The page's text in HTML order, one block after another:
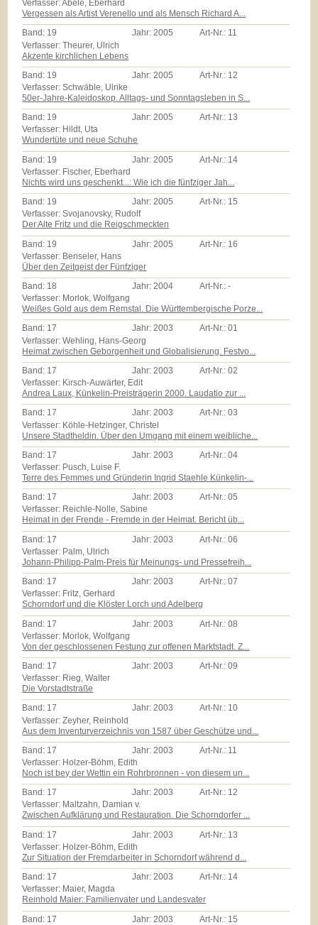
Verfasser: Abele, Eberhard
Vergessen als Artist Verenello und als Mensch Richard A...
Band: 19 Jahr:2005 Art-Nr.: 11
Verfasser: Theurer, Ulrich
Akzente kirchlichen Lebens
Band: 19 Jahr:2005 Art-Nr.: 12
Verfasser: Schwäble, Ulrike
50er-Jahre-Kaleidoskop. Alltags- und Sonntagsleben in S...
Band: 19 Jahr:2005 Art-Nr.: 13
Verfasser: Hildt, Uta
Wundertüte und neue Schuhe
Band: 19 Jahr: 2005 Art-Nr.: 14
Verfasser: Fischer, Eberhard
Nichts wird uns geschenkt...: Wie ich die fünfziger Jah...
Band: 19 Jahr:2005 Art-Nr.: 15
Verfasser: Svojanovsky, Rudolf
Der Alte Fritz und die Reigschmeckten
Band: 19 Jahr: 2005 Art-Nr.: 16
Verfasser: Benseler, Hans
Über den Zeitgeist der Fünfziger
Band: 18 Jahr:2004 Art-Nr.:-
Verfasser: Morlok, Wolfgang
Weißes Gold aus dem Remstal. Die Württembergische Porze...
Band: 17 Jahr:2003 Art-Nr.:01
Verfasser: Wehling, Hans-Georg
Heimat zwischen Geborgenheit und Globalisierung. Festvo...
Band: 17 Jahr:2003 Art-Nr.:02
Verfasser: Kirsch-Auwärter, Edit
Andrea Laux, Künkelin-Preisträgerin 2000. Laudatio zur ...
Band: 17 Jahr:2003 Art-Nr.:03
Verfasser: Köhle-Hetzinger, Christel
Unsere Stadtheldin. Über den Umgang mit einem weibliche...
Band: 17 Jahr: 2003 Art-Nr.:04
Verfasser: Pusch, Luise F.
Terre des Femmes und Gründerin Ingrid Staehle Künkelin-...
Band: 17 Jahr:2003 Art-Nr.:05
Verfasser: Reichle-Nolle, Sabine
Heimat in der Frende - Fremde in der Heimat. Bericht üb...
Band: 17 Jahr: 2003 Art-Nr.:06
Verfasser: Palm, Ulrich
Johann-Philipp-Palm-Preis für Meinungs- und Pressefreih...
Band: 17 Jahr:2003 Art-Nr.:07
Verfasser: Fritz, Gerhard
Schorndorf und die Klöster Lorch und Adelberg
Band: 17 Jahr: 2003 Art-Nr.:08
Verfasser: Morlok, Wolfgang
Von der geschlossenen Festung zur offenen Marktstadt. Z...
Band: 17 Jahr:2003 Art-Nr.:09
Verfasser: Rieg, Walter
Die Vorstadtstraße
Band: 17 Jahr:2003 Art-Nr.: 10
Verfasser: Zeyher, Reinhold
Aus dem Inventurverzeichnis von 1587 über Geschütze und...
Band: 17 Jahr:2003 Art-Nr.: 11
Verfasser: Holzer-Böhm, Edith
Noch ist bey der Wettin ein Rohrbronnen - von diesem un...
Band: 17 Jahr:2003 Art-Nr.: 12
Verfasser: Maltzahn, Damian v.
Zwischen Aufklärung und Restauration. Die Schorndorfer ...
Band: 17 Jahr: 2003 Art-Nr.: 13
Verfasser: Holzer-Böhm, Edith
Zur Situation der Fremdarbeiter in Schorndorf während d...
Band: 17 Jahr:2003 Art-Nr.: 14
Verfasser: Maier, Magda
Reinhold Maier: Familienvater und Landesvater
Band: 17 Jahr: 2003 Art-Nr.: 15